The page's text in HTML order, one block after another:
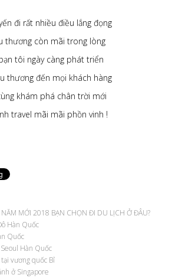
đi rất nhiều điều lắng đọng
thương còn mãi trong lòng
tôi ngày càng phát triển
thương đến mọi khách hàng
khám phá chân trời mới
travel mãi mãi phồn vinh !
MỚI 2018 BẠN CHỌN ĐI DU LỊCH Ở ĐÂU?
Hàn Quốc
Quốc
Hàn Quốc
vương quốc Bỉ
ở Singapore